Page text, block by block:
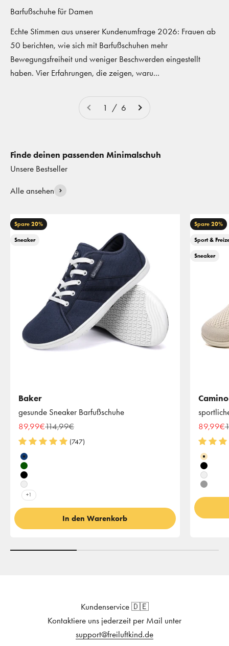
Barfußschuhe für Damen
Echte Stimmen aus unserer Kundenumfrage 2026: Frauen ab
50 berichten, wie sich mit Barfußschuhen mehr
Bewegungsfreiheit und weniger Beschwerden eingestellt
haben. Vier Erfahrungen, die zeigen, waru...
1 / 6
Finde deinen passenden Minimalschuh
Alle ansehen
Spare 20%
Sneaker
Baker
gesunde Sneaker Barfußschuhe
Angebot
89,99€Regulärer Preis
114,99€
(747)
Farbe
Blau
Khaki
Schwarz
Weiß
+1
In den Warenkorb
Spare 20%
Sport &
Sneaker
Camino
Angebot
89,99€
Farbe
Beige
Weiß
Grau
Kundenservice 🇩🇪
Kontaktiere uns jederzeit per Mail unter
support@freiluftkind.de